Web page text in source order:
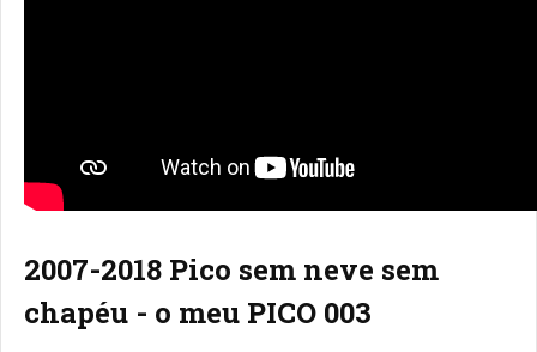
2007-2018 Pico sem neve sem
chapéu - o meu PICO 003